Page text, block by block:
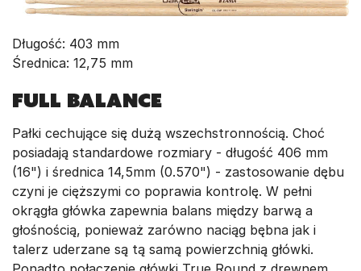
Długość: 403 mm
Średnica: 12,75 mm
Full Balance
Pałki cechujące się dużą wszechstronnością. Choć
posiadają standardowe rozmiary - długość 406 mm
(16") i średnica 14,5mm (0.570") - zastosowanie dębu
czyni je cięższymi co poprawia kontrolę. W pełni
okrągła główka zapewnia balans między barwą a
głośnością, ponieważ zarówno naciąg bębna jak i
talerz uderzane są tą samą powierzchnią główki.